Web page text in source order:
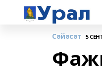
Сәйәсәт 5